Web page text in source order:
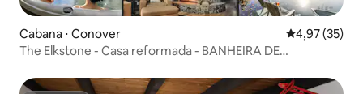
Cabana ⋅ Conover 4,97 de uma
4,97 (35)
The Elkstone - Casa reformada - BANHEIRA DE